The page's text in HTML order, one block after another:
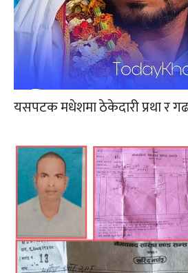
यसपटक मधेशमा ठेकेदारी प्रथा र